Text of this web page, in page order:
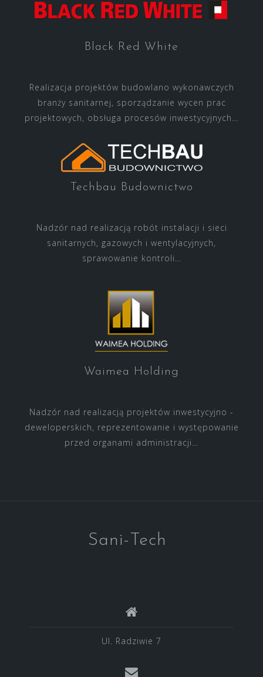
Black Red White
Realizacja projektów budowlano wykonawczych
branży sanitarnej, sporządzanie wycen prac
projektowych, obsługa procesów inwestycyjnych…
Techbau Budownictwo
Nadzór nad realizacją robót instalacji i sieci
sanitarnych, gazowych i wentylacyjnych,
sprawowanie kontroli…
Waimea Holding
Nadzór nad realizacją projektów inwestycyjno -
deweloperskich, reprezentowanie i występowanie
przed organami administracji…
Sani-Tech
Ul. Radziwie 7